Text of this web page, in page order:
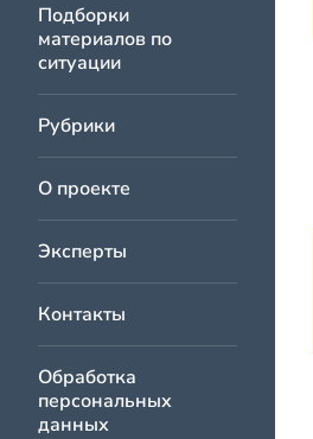
Подборки
материалов по
ситуации
Рубрики
О проекте
Эксперты
Контакты
Обработка
персональных
данных